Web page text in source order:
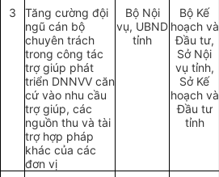
3
Tăng cường đội
ngũ cán bộ
chuyên trách
trong công tác
trợ giúp phát
triển DNNVV căn
cứ vào nhu cầu
trợ giúp, các
nguồn thu và tài
trợ hợp pháp
khác của các
đơn vị
Bộ Nội
vụ, UBND
tỉnh
Bộ Kế
hoạch và
Đầu tư,
Sở Nội
vụ tỉnh,
Sở Kế
hoạch và
Đầu tư
tỉnh